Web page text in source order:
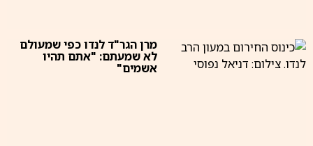
מרן הגר"ד לנדו כפי שמעולם
לא שמעתם: "אתם תהיו
אשמים"